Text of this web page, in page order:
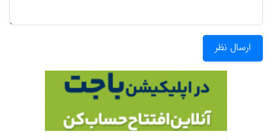
ارسال نظر